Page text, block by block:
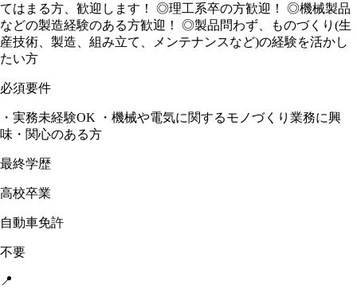
てはまる方、歓迎します！ ◎理工系卒の方歓迎！ ◎機械製品
などの製造経験のある方歓迎！ ◎製品問わず、ものづくり(生
産技術、製造、組み立て、メンテナンスなど)の経験を活かし
たい方
必須要件
・実務未経験OK ・機械や電気に関するモノづくり業務に興
味・関心のある方
最終学歴
高校卒業
自動車免許
不要
📍